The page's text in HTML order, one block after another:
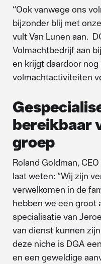
“Ook vanwege ons
bijzonder blij met
vult Van Lunen aan.
Volmachtbedrijf aan
en krijgt daardoor
volmachtactiviteiten
bereikbaar
groep
Roland Goldman,
laat weten: “Wij zijn
verwelkomen in de
hebben we een groot
specialisatie van
van dienst kunnen
deze niche is DGA
en een geweldige